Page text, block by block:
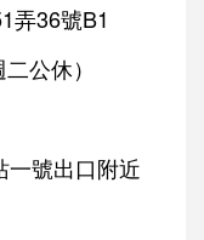
弄36號B1
公休）
一號出口附近